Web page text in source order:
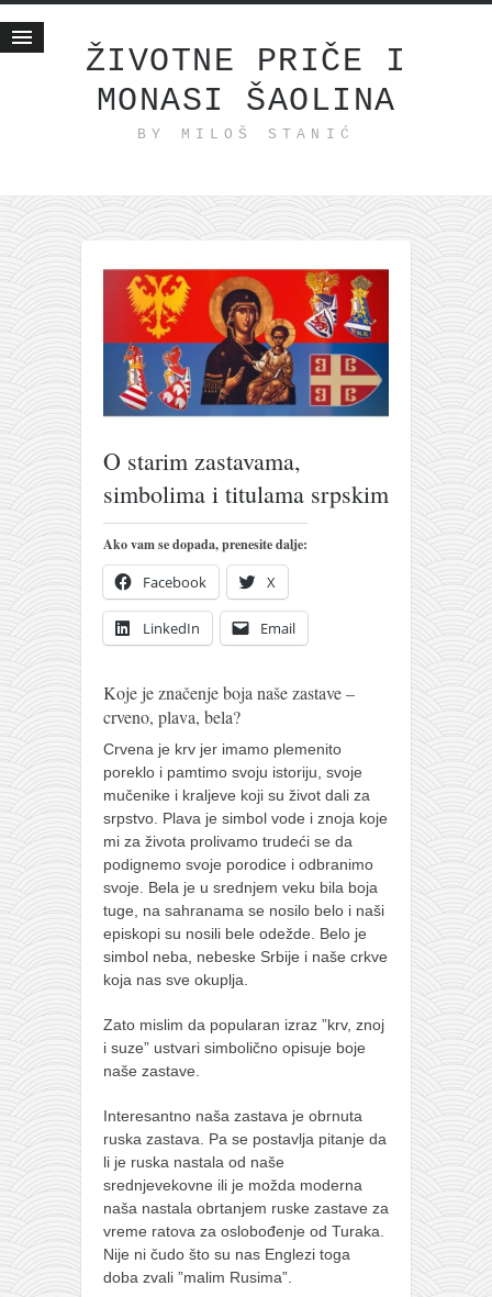
ŽIVOTNE PRIČE I
MONASI ŠAOLINA
BY MILOŠ STANIĆ
Životne priče
internet poslovanje
ishranom do zdravlja
moj haiku
momenti i mesta
bonus sadržaj
Svetlopis
duhovni otac
pravoslavlje
zabranjena istorija
ćirilica
porodične priče
umesto tvitera
azbuki i knjige
Okinava karate
najnovije na blogu
moje beleške
istorija karatea
bubishi
kihon
kushanku
passai
temashiwari
kobudo
nunchaku
tonfa
O starim zastavama,
simbolima i titulama srpskim
Ako vam se dopada, prenesite dalje:
Facebook X
LinkedIn Email
Koje je značenje boja naše zastave –
crveno, plava, bela?
Crvena je krv jer imamo plemenito
poreklo i pamtimo svoju istoriju, svoje
mučenike i kraljeve koji su život dali za
srpstvo. Plava je simbol vode i znoja koje
mi za života prolivamo trudeći se da
podignemo svoje porodice i odbranimo
svoje. Bela je u srednjem veku bila boja
tuge, na sahranama se nosilo belo i naši
episkopi su nosili bele odežde. Belo je
simbol neba, nebeske Srbije i naše crkve
koja nas sve okuplja.
Zato mislim da popularan izraz ”krv, znoj
i suze” ustvari simbolično opisuje boje
naše zastave.
Interesantno naša zastava je obrnuta
ruska zastava. Pa se postavlja pitanje da
li je ruska nastala od naše
srednjevekovne ili je možda moderna
naša nastala obrtanjem ruske zastave za
vreme ratova za oslobođenje od Turaka.
Nije ni čudo što su nas Englezi toga
doba zvali ”malim Rusima”.